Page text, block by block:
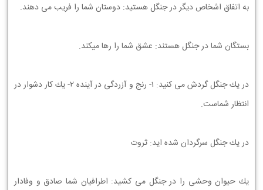
ﺑﻪ ﺍﺗﻔﺎﻕ ﺍﺷﺨﺎﺹ ﺩﻳﮕﺮ ﺩﺭ ﺟﻨﮕﻞ ﻫﺴﺘﻴﺪ: ﺩﻭﺳﺘﺎﻥ ﺷﻤﺎ ﺭﺍ ﻓﺮﻳﺐ ﻣﻲ ﺩﻫﻨﺪ.
ﺑﺴﺘﮕﺎﻥ ﺷﻤﺎ ﺩﺭ ﺟﻨﮕﻞ ﻫﺴﺘﻨﺪ: ﻋﺸﻖ ﺷﻤﺎ ﺭﺍ ﺭﻫﺎ ﻣﻴﻜﻨﺪ.
ﺩﺭ ﻳﻚ ﺟﻨﮕﻞ ﮔﺮﺩﺵ ﻣﻲ ﻛﻨﻴﺪ: 1- ﺭﻧﺞ ﻭ ﺁﺯﺭﺩﮔﻲ ﺩﺭ ﺁﻳﻨﺪﻩ 2- ﻳﻚ ﻛﺎﺭ ﺩﺷﻮﺍﺭ ﺩﺭ
ﺍﻧﺘﻈﺎﺭ ﺷﻤﺎﺳﺖ.
ﺩﺭ ﻳﻚ ﺟﻨﮕﻞ ﺳﺮﮔﺮﺩﺍﻥ ﺷﺪﻩ ﺍﻳﺪ: ﺛﺮﻭﺕ
ﻳﻚ ﺣﻴﻮﺍﻥ ﻭﺣﺸﻲ ﺭﺍ ﺩﺭ ﺟﻨﮕﻞ ﻣﻲ ﻛﺸﻴﺪ: ﺍﻃﺮﺍﻓﻴﺎﻥ ﺷﻤﺎ ﺻﺎﺩﻕ ﻭ ﻭﻓﺎﺩﺍﺭ